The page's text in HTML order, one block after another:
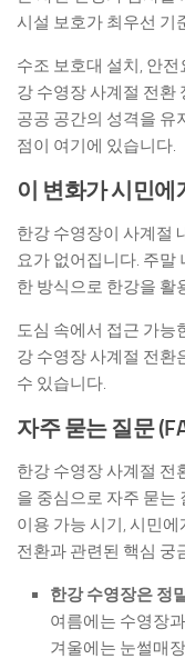
시설 보호가 최우선 기
수조 보호대 설치, 안
강 수영장 사계절 전환
공공 공간의 성격을 유
점이 여기에 있습니다.
이 변화가 시민에
한강 수영장이 사계절
요가 없어집니다. 주말
한 방식으로 한강을 활
도심 속에서 접근 가능
강 수영장 사계절 전환
수 있습니다.
자주 묻는 질문
한강 수영장 사계절 전
을 중심으로 자주 묻는
이용 가능 시기, 시민
전환과 관련된 핵심 궁
한강 수영장은 정
여름에는 수영장
겨울에는 눈썰매